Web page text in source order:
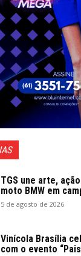
TGS une arte,
moto BMW em
5 de agosto de 2026
Vinícola Brasília
com o evento